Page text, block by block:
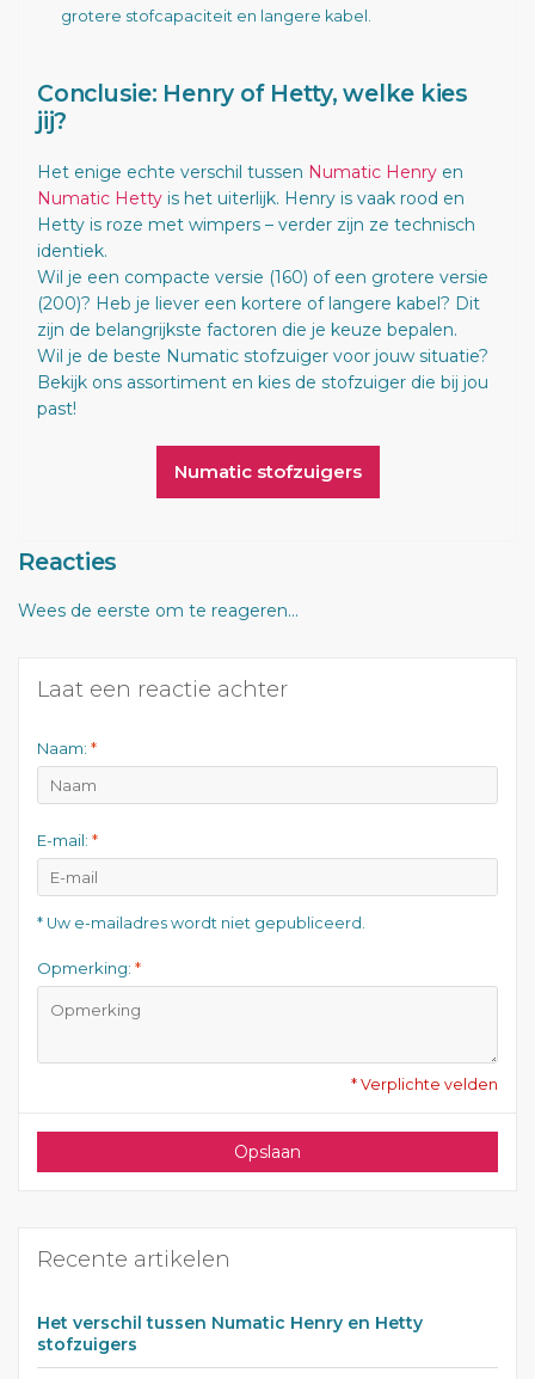
grotere stofcapaciteit en langere kabel.
Conclusie: Henry of Hetty, welke kies
jij?
Het enige echte verschil tussen Numatic Henry en
Numatic Hetty is het uiterlijk. Henry is vaak rood en
Hetty is roze met wimpers – verder zijn ze technisch
identiek.
Wil je een compacte versie (160) of een grotere versie
(200)? Heb je liever een kortere of langere kabel? Dit
zijn de belangrijkste factoren die je keuze bepalen.
Wil je de beste Numatic stofzuiger voor jouw situatie?
Bekijk ons assortiment en kies de stofzuiger die bij jou
past!
Numatic stofzuigers
Reacties
Wees de eerste om te reageren...
Laat een reactie achter
Naam: *
E-mail: *
* Uw e-mailadres wordt niet gepubliceerd.
Opmerking: *
* Verplichte velden
Opslaan
Recente artikelen
Het verschil tussen Numatic Henry en Hetty
stofzuigers